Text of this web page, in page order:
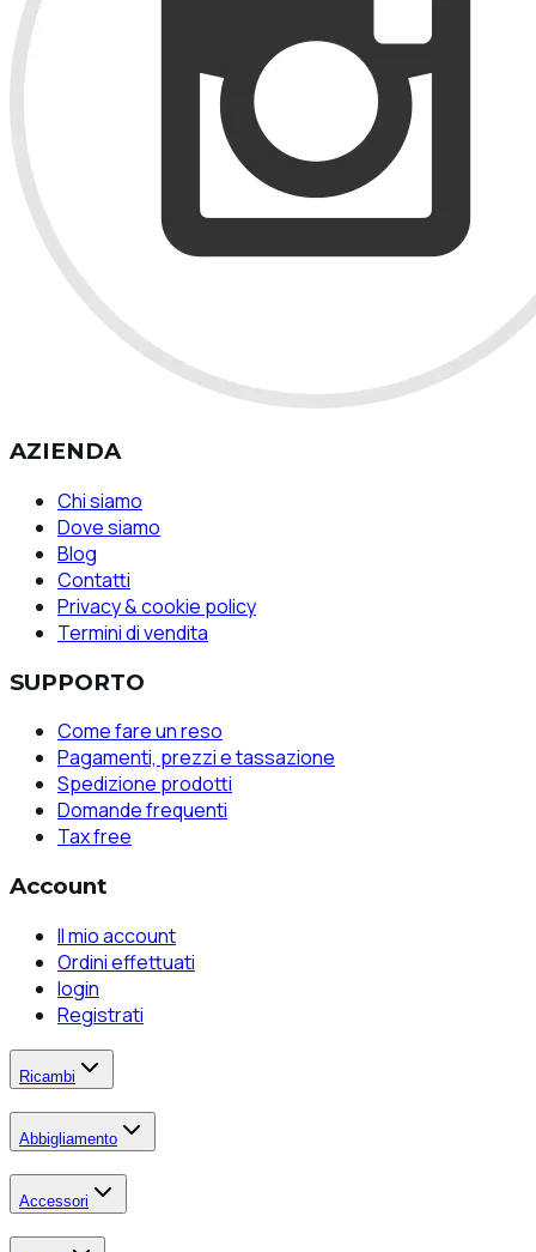
AZIENDA
Chi siamo
Dove siamo
Blog
Contatti
Privacy & cookie policy
Termini di vendita
SUPPORTO
Come fare un reso
Pagamenti, prezzi e tassazione
Spedizione prodotti
Domande frequenti
Tax free
Account
Il mio account
Ordini effettuati
login
Registrati
Ricambi
Abbigliamento
Accessori